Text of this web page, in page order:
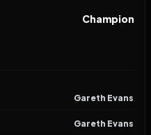
FILM
Gareth Evans
Gareth Evans